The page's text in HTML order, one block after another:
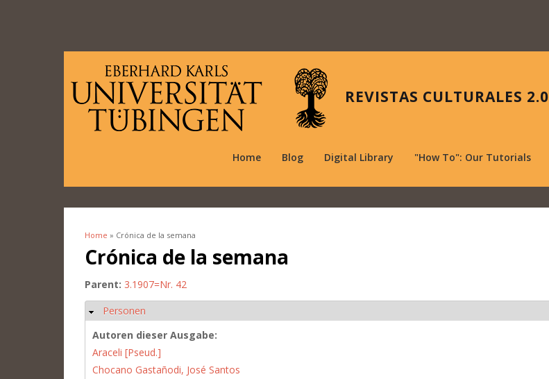
REVISTAS CULTURALES 2.0
Home Blog Digital Library "How To": Our Tutorials
You are here
Home » Crónica de la semana
Crónica de la semana
Parent: 3.1907=Nr. 42
Hide
Personen
Autoren dieser Ausgabe:
Araceli [Pseud.]
Chocano Gastañodi, José Santos